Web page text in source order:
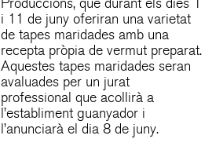
Produccions, que durant els dies 1
i 11 de juny oferiran una varietat
de tapes maridades amb una
recepta pròpia de vermut preparat.
Aquestes tapes maridades seran
avaluades per un jurat
professional que acollirà a
l’establiment guanyador i
l’anunciarà el dia 8 de juny.